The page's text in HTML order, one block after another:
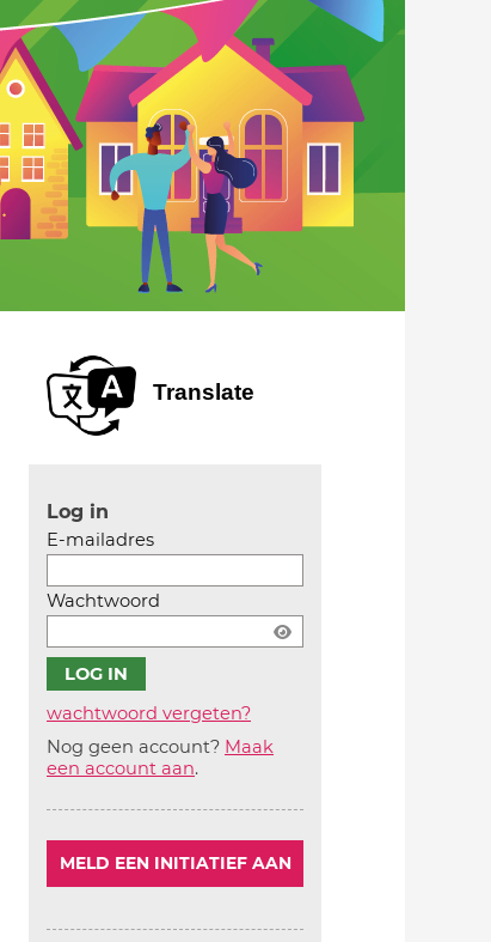
Translate
Log in
E-mailadres
Wachtwoord
wachtwoord vergeten?
Nog geen account? Maak
een account aan.
MELD EEN INITIATIEF AAN